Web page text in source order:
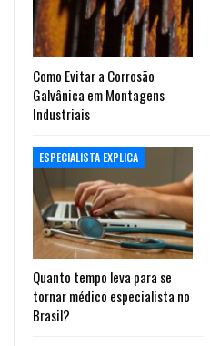
Como Evitar a Corrosão
Galvânica em Montagens
Industriais
ESPECIALISTA EXPLICA
Quanto tempo leva para se
tornar médico especialista no
Brasil?